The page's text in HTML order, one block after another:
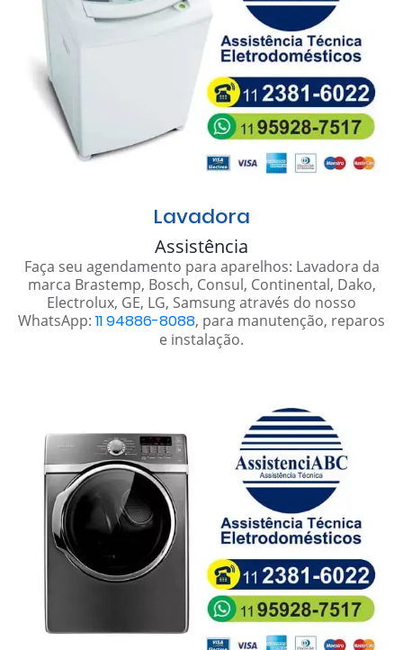
Lavadora
Assistência
Faça seu agendamento para aparelhos: Lavadora da
marca Brastemp, Bosch, Consul, Continental, Dako,
Electrolux, GE, LG, Samsung através do nosso
WhatsApp: 11 94886-8088, para manutenção, reparos
e instalação.